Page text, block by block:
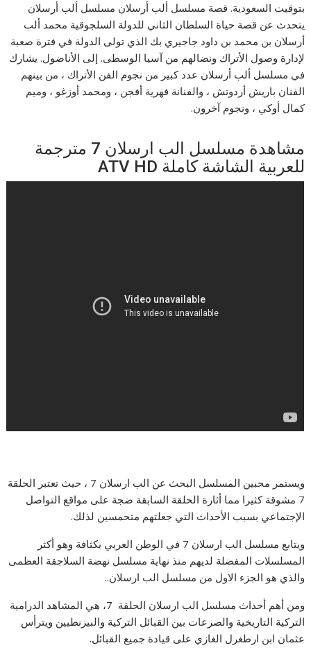
بتوقيت السعودية. قصة مسلسل ألب أرسلان مسلسل ألب أرسلان
يتحدث عن قصة حياة السلطان الثاني للدولة السلجوقية محمد ألب
أرسلان بن محمد بن داود جاجيري بك الذي تولى الدولة في فترة صعبة
لإدارة وصول الأتراك ونضالهم من آسيا الوسطى. إلى الأناضول. يشارك
في مسلسل ألب أرسلان عدد كبير من نجوم الفن الأتراك ، من بينهم
الفنان باريش أردوتش ، والفنانة فهرية أفجن ، ومحمد أوزغو ، وميم
كمال أوكي ، ونجوم آخرون.
مشاهدة مسلسل الب ارسلان 7 مترجمة
للعربية الشاشة كاملة ATV HD
ويستمر محبين المسلسل البحث عن الب ارسلان 7 ، حيث تعتبر الحلقة
7 مشوقة كثيرا مما أثارة الحلقة السابقة ضجة على مواقع التواصل
الإجتماعي بسبب الأحداث التي جعلتهم متحمسين لذلك.
ويتابع مسلسل الب ارسلان 7 في الوطن العربي بكثافة وهو أكثر
المسلسلات المفضلة لديهم منذ نهاية مسلسل نهضة السلاجقة العظمى
والذي هو الجزء الاول من مسلسل الب ارسلان..
ومن أهم أحداث مسلسل الب ارسلان الحلقة 7، هي المشاهد الدرامية
التركية التاريخية والصرعات بين القبائل التركية والبيزنطيين ويترأس
عثمان ابن ارطغرل الغازي على قيادة جميع القبائل.